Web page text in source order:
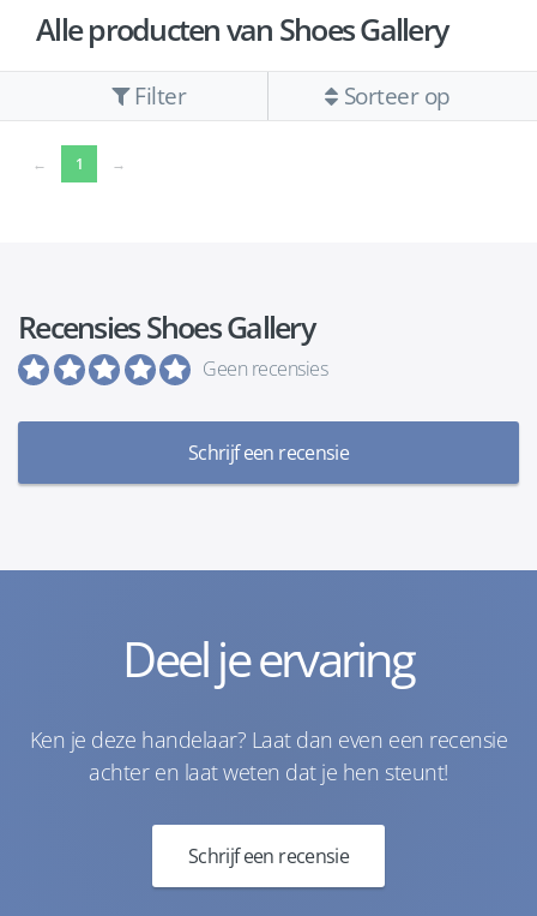
Alle producten van Shoes Gallery
Filter Sorteer op
← 1 (current)
→
Recensies Shoes Gallery
Geen recensies
Schrijf een recensie
Deel je ervaring
Ken je deze handelaar? Laat dan even een recensie
achter en laat weten dat je hen steunt!
Schrijf een recensie